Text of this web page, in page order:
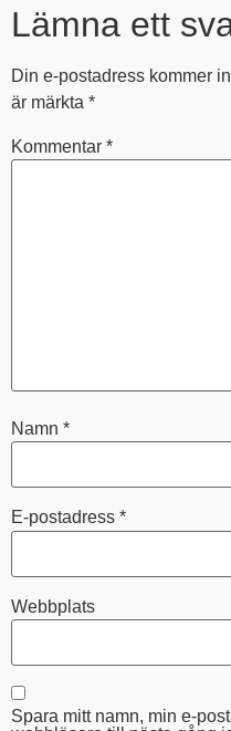
Lämna ett
Din e-postadress kommer
är märkta *
Kommentar *
Namn *
E-postadress *
Webbplats
Spara mitt namn, min e-